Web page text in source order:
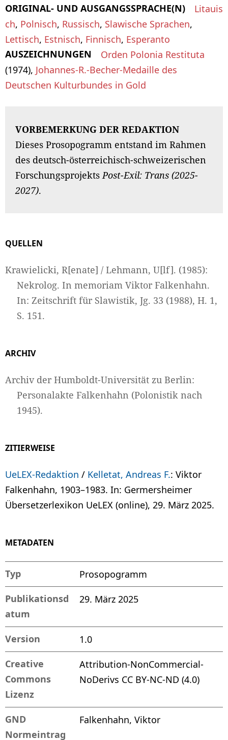
ORIGINAL- UND AUSGANGSSPRACHE(N)
Litauis
ch, Polnisch, Russisch, Slawische Sprachen,
Lettisch, Estnisch, Finnisch, Esperanto
AUSZEICHNUNGEN
Orden Polonia Restituta
(1974), Johannes-R.-Becher-Me­daille des
Deutschen Kulturbundes in Gold
VORBEMERKUNG DER REDAKTION
Dieses Prosopogramm entstand im Rahmen
des deutsch-österreichisch-schweizerischen
Forschungsprojekts Post-Exil: Trans (2025-
2027).
QUELLEN
Krawielicki, R[enate] / Lehmann, U[lf]. (1985):
Nekrolog. In memoriam Viktor Falkenhahn.
In: Zeitschrift für Slawistik, Jg. 33 (1988), H. 1,
S. 151.
ARCHIV
Archiv der Humboldt-Universität zu Berlin:
Personalakte Falkenhahn (Polonistik nach
1945).
ZITIERWEISE
UeLEX-Redaktion / Kelletat, Andreas F.: Viktor
Falkenhahn, 1903–1983. In: Germersheimer
Übersetzerlexikon UeLEX (online), 29. März 2025.
METADATEN
Typ Prosopogramm
Publikationsd
atum
29. März 2025
Version 1.0
Creative
Commons
Lizenz
Attribution-NonCommercial-
NoDerivs CC BY-NC-ND (4.0)
GND
Normeintrag
Falkenhahn, Viktor